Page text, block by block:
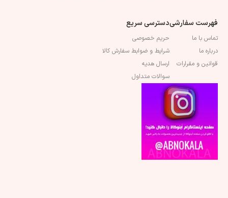
فهرست سفارشی
تماس با ما
درباره ما
قوانین و مقرارات
دسترسی سریع
حریم خصوصی
شرایط و ضوابط سفارش کالا
ارسال هدیه
سوالات متداول